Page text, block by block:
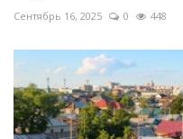
Сентябрь 16, 2025 0 448